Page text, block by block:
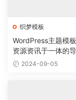
织梦模板
WordPress主题模
资源资讯于一体的
导航主题垂直行业模
2024-09-05